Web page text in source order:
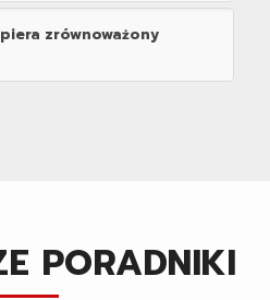
zrównoważony
PORADNIKI